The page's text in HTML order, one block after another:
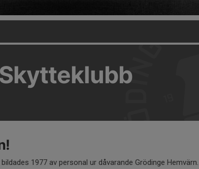
1977 av personal ur dåvarande Grödinge Hemvärn.